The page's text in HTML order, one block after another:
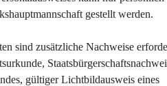
gestellt werden.
sind zusätzliche Nachweise
gültiger Lichtbildausweis eines